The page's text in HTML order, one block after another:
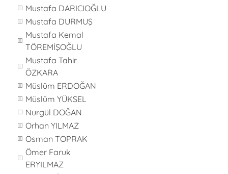
Mustafa DARICIOĞLU
Mustafa DURMUŞ
Mustafa Kemal
TÖREMİŞOĞLU
Mustafa Tahir
ÖZKARA
Müslüm ERDOĞAN
Müslüm YÜKSEL
Nurgül DOĞAN
Orhan YILMAZ
Osman TOPRAK
Ömer Faruk
ERYILMAZ